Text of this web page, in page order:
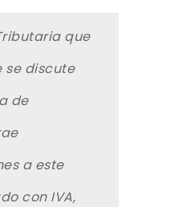
que
discute
de
a este
con IVA,